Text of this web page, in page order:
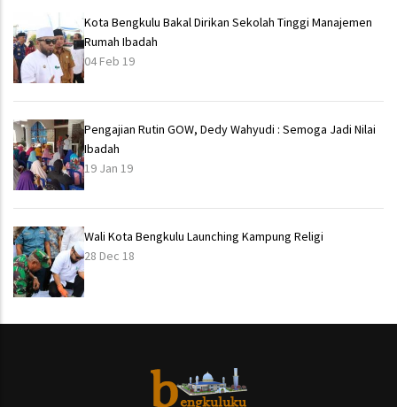
Kota Bengkulu Bakal Dirikan Sekolah Tinggi Manajemen
Rumah Ibadah
04 Feb 19
Pengajian Rutin GOW, Dedy Wahyudi : Semoga Jadi Nilai
Ibadah
19 Jan 19
Wali Kota Bengkulu Launching Kampung Religi
28 Dec 18